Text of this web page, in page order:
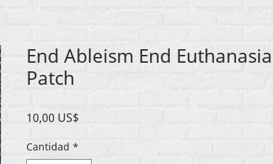
End Ableism End Euthanasia
Patch
10,00 US$
Cantidad *